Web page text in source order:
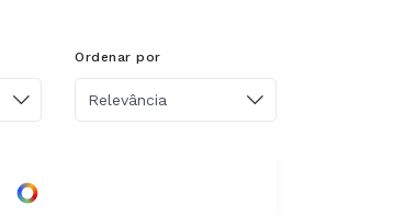
Ordenar por